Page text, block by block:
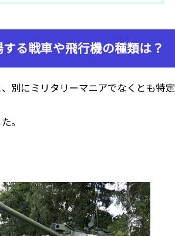
る戦車や飛行機の種類は？
別にミリタリーマニアでなくとも特定
。